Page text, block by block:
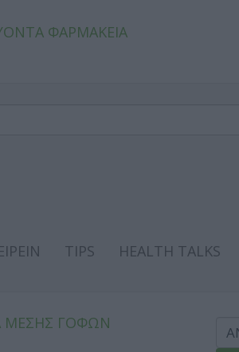
ΦΑΡΜΑΚΕΙΑ
TIPS
HEALTH TALKS
ΜΕΣΗΣ ΓΟΦΩΝ